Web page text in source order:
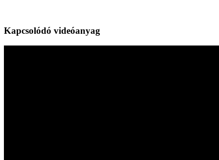
Kapcsolódó videóanyag